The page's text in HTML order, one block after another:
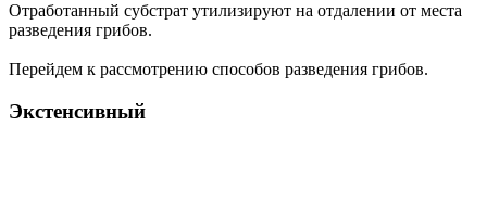
Отработанный субстрат утилизируют на отдалении от места
разведения грибов.
Перейдем к рассмотрению способов разведения грибов.
Экстенсивный